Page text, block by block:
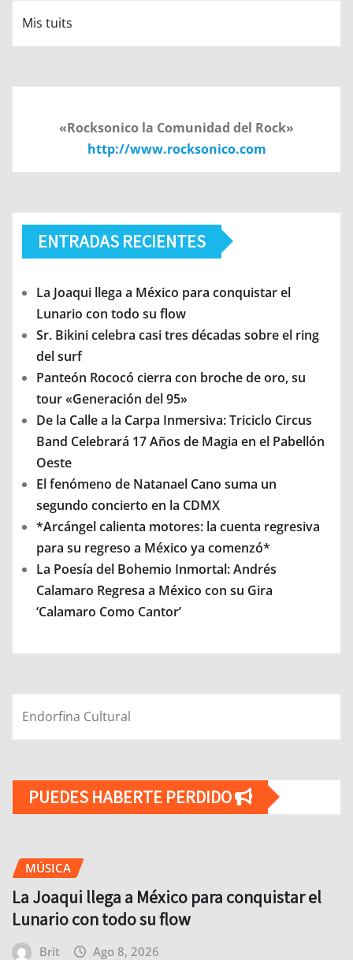
Mis tuits
«Rocksonico la Comunidad del Rock»
http://www.rocksonico.com
ENTRADAS RECIENTES
La Joaqui llega a México para conquistar el
Lunario con todo su flow
Sr. Bikini celebra casi tres décadas sobre el ring
del surf
Panteón Rococó cierra con broche de oro, su
tour «Generación del 95»
De la Calle a la Carpa Inmersiva: Triciclo Circus
Band Celebrará 17 Años de Magia en el Pabellón
Oeste
El fenómeno de Natanael Cano suma un
segundo concierto en la CDMX
*Arcángel calienta motores: la cuenta regresiva
para su regreso a México ya comenzó*
La Poesía del Bohemio Inmortal: Andrés
Calamaro Regresa a México con su Gira
‘Calamaro Como Cantor’
Endorfina Cultural
PUEDES HABERTE PERDIDO
MÚSICA
La Joaqui llega a México para conquistar el
Lunario con todo su flow
Brit Ago 8, 2026